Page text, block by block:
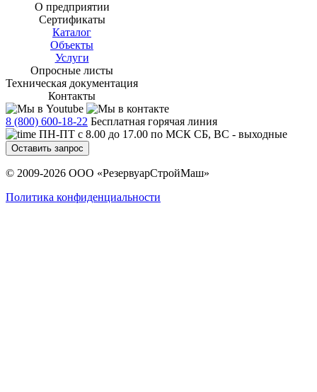
О предприятии
Сертификаты
Каталог
Объекты
Услуги
Опросные листы
Техническая документация
Контакты
8 (800) 600-18-22 Бесплатная горячая линия
ПН-ПТ с 8.00 до 17.00 по МСК СБ, ВС - выходные
Оставить запрос
© 2009-2026 ООО «РезервуарСтройМаш»
Политика конфиденциальности